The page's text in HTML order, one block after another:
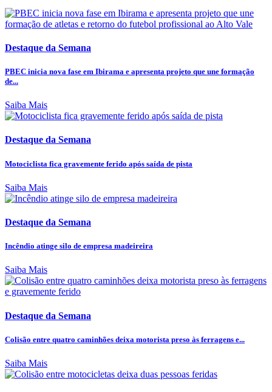
Destaque da Semana
PBEC inicia nova fase em Ibirama e apresenta projeto que une formação
de...
Saiba Mais
Destaque da Semana
Motociclista fica gravemente ferido após saída de pista
Saiba Mais
Destaque da Semana
Incêndio atinge silo de empresa madeireira
Saiba Mais
Destaque da Semana
Colisão entre quatro caminhões deixa motorista preso às ferragens e...
Saiba Mais